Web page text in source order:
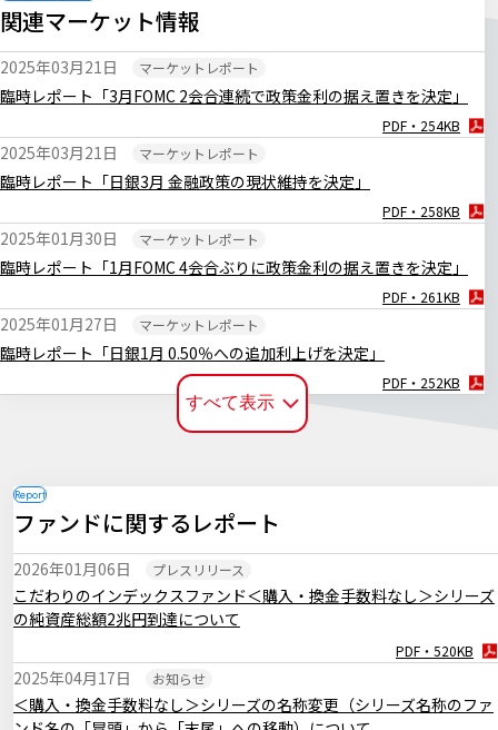
関連マーケット情報
臨時レポート「3月FOMC 2会合連続で政策金利の据え置きを決定」
2025年03月21日 マーケットレポート
PDF・254KB
臨時レポート「日銀3月 金融政策の現状維持を決定」
2025年03月21日 マーケットレポート
PDF・258KB
臨時レポート「1月FOMC 4会合ぶりに政策金利の据え置きを決定」
2025年01月30日 マーケットレポート
PDF・261KB
臨時レポート「日銀1月 0.50％への追加利上げを決定」
2025年01月27日 マーケットレポート
PDF・252KB
臨時レポート「日銀12月 金融政策の現状維持を決定」
マーケットレポート
臨時レポート「12月FOMC 3会合連続で利下げを決定」
2024年12月19日
PDF・256KB
臨時レポート「11月FOMC 2会合連続で利下げを決定」
2024年11月08日 マーケットレポート
臨時レポート「日銀10月 金融政策の現状維持を決定」
2024年11月01日 マーケットレポート
すべて表示
ファンドに関するレポート
こだわりのインデックスファンド＜購入・換金手数料なし＞シリーズ
の純資産総額2兆円到達について
2026年01月06日 プレスリリース
PDF・520KB
＜購入・換金手数料なし＞シリーズの名称変更（シリーズ名称のファ
2025年04月17日 お知らせ